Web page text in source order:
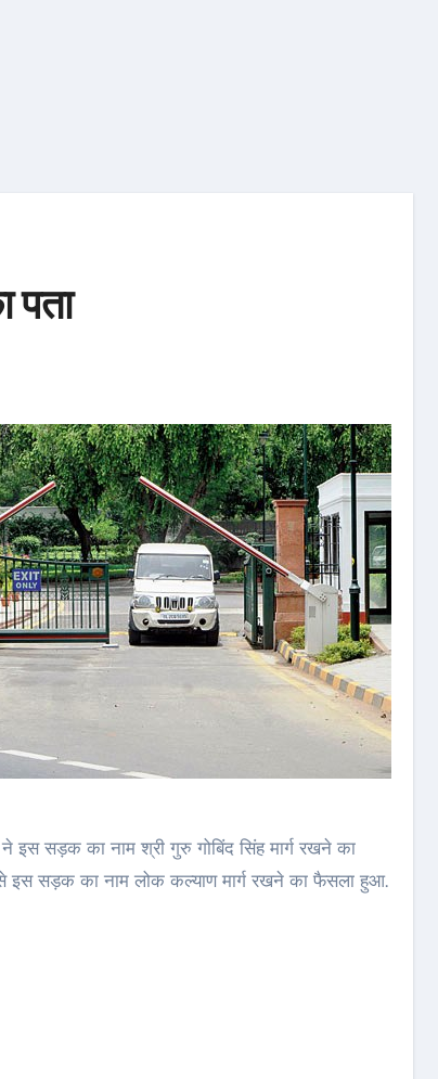
पता
इस सड़क का नाम श्री गुरु गोबिंद सिंह मार्ग रखने का
से इस सड़क का नाम लोक कल्याण मार्ग रखने का फैसला हुआ.